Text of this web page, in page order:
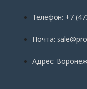
Телефон: +7
Почта:
Адрес: